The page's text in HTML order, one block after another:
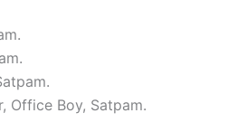
Office Boy, Satpam.